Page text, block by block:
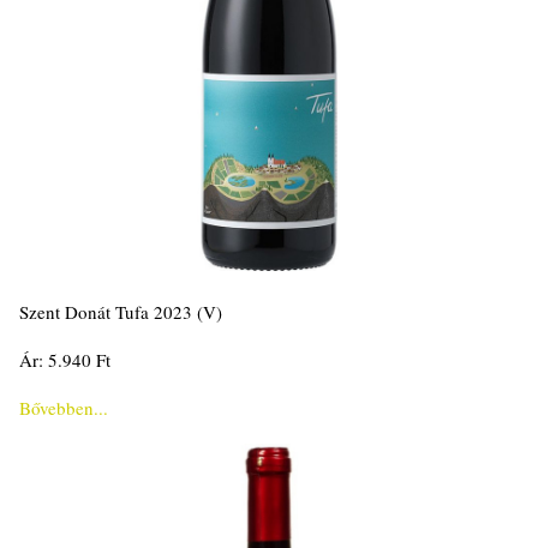
Szent Donát Tufa 2023 (V)
Ár: 5.940 Ft
Bővebben...